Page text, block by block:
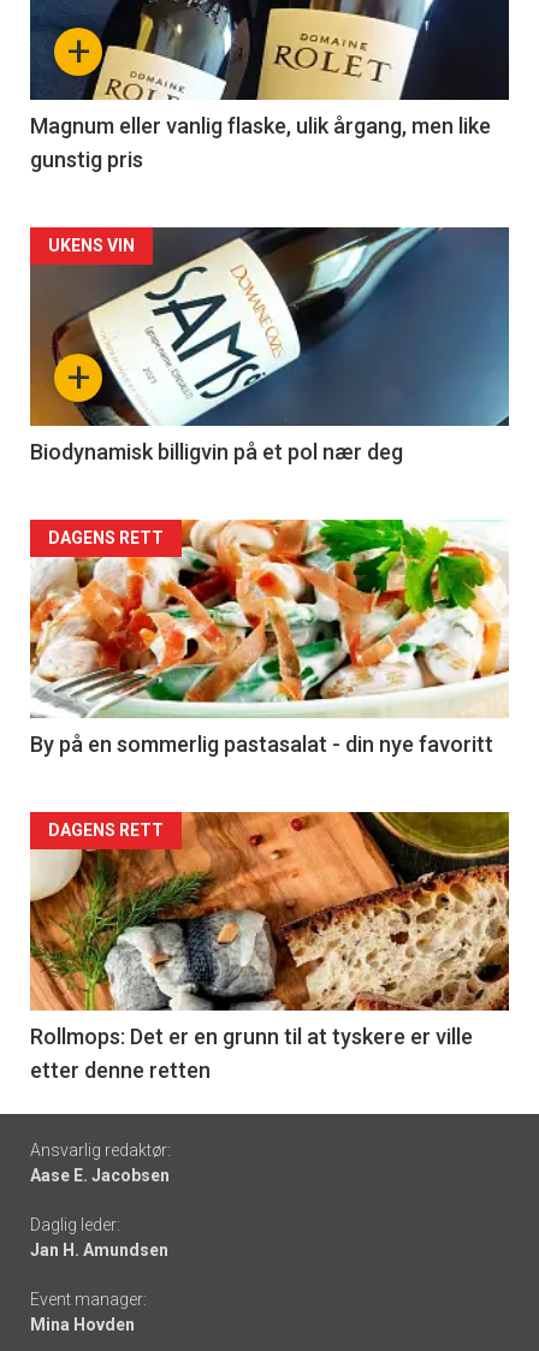
nå
3
+
Magnum eller vanlig flaske, ulik årgang, men like
gunstig pris
Forsiden
akkurat
nå
4
+
UKENS VIN
Biodynamisk billigvin på et pol nær deg
Forsiden
akkurat
nå
-
5
DAGENS RETT
By på en sommerlig pastasalat - din nye favoritt
Forsiden
akkurat
nå
-
6
DAGENS RETT
Rollmops: Det er en grunn til at tyskere er ville
etter denne retten
Footer
-
links
Ansvarlig redaktør:
Aase E. Jacobsen
Daglig leder:
Jan H. Amundsen
Event manager:
Mina Hovden